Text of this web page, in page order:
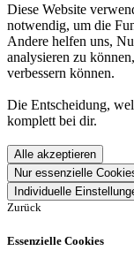
Diese Website
notwendig, um die
Andere helfen uns,
analysieren zu
verbessern können.
Die Entscheidung,
komplett bei dir.
Alle akzeptieren
Nur essenzielle
Individuelle
Zurück
Essenzielle Cookies